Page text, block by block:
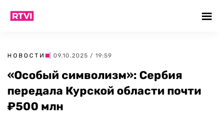
НОВОСТИ | 09.10.2025 / 19:59
«Особый символизм»: Сербия
передала Курской области почти
₽500 млн